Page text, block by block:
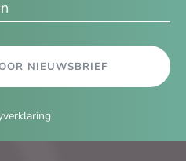
NIEUWSBRIEF